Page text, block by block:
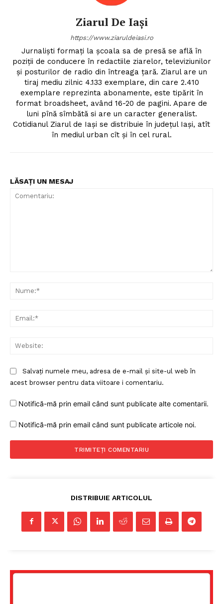
Ziarul De Iași
https://www.ziaruldeiasi.ro
Jurnalişti formaţi la şcoala sa de presă se află în
poziţii de conducere în redactiile ziarelor, televiziunilor
şi posturilor de radio din întreaga ţară. Ziarul are un
tiraj mediu zilnic 4.133 exemplare, din care 2.410
exemplare reprezinta abonamente, este tipărit în
format broadsheet, având 16-20 de pagini. Apare de
luni pînă sîmbătă si are un caracter generalist.
Cotidianul Ziarul de Iaşi se distribuie în judeţul Iaşi, atît
în mediul urban cît şi în cel rural.
LĂSAȚI UN MESAJ
Salvați numele meu, adresa de e-mail și site-ul web în
acest browser pentru data viitoare i comentariu.
Notifică-mă prin email când sunt publicate alte comentarii.
Notifică-mă prin email când sunt publicate articole noi.
DISTRIBUIE ARTICOLUL